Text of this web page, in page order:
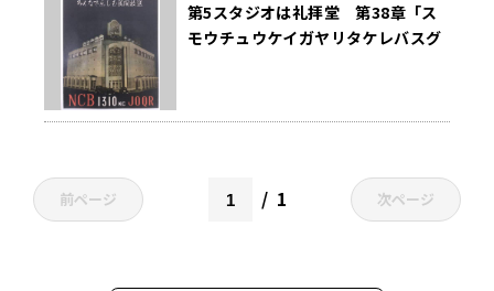
第5スタジオは礼拝堂 第38章「ス
モウチュウケイガヤリタケレバスグ
前ページ 1 次ページ